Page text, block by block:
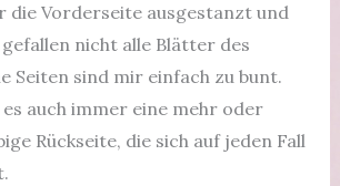
die Vorderseite ausgestanzt und
nicht alle Blätter des
Seiten sind mir einfach zu bunt.
auch immer eine mehr oder
Rückseite, die sich auf jeden Fall